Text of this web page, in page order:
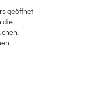
geöffnet
die